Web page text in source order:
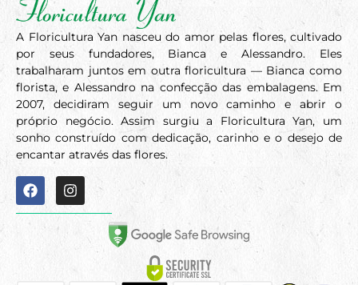
A Floricultura Yan nasceu do amor pelas flores, cultivado
por seus fundadores, Bianca e Alessandro. Eles
trabalharam juntos em outra floricultura — Bianca como
florista, e Alessandro na confecção das embalagens. Em
2007, decidiram seguir um novo caminho e abrir o
próprio negócio. Assim surgiu a Floricultura Yan, um
sonho construído com dedicação, carinho e o desejo de
encantar através das flores.